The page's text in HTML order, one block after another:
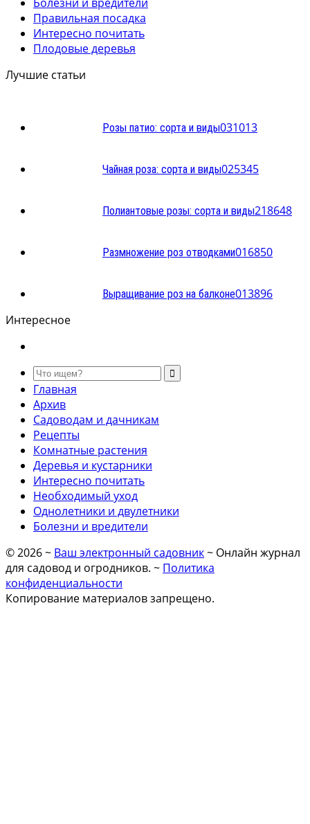
Правильная посадка
Интересно почитать
Плодовые деревья
Лучшие статьи
Розы патио: сорта и виды031013
Чайная роза: сорта и виды025345
Полиантовые розы: сорта и виды218648
Размножение роз отводками016850
Выращивание роз на балконе013896
Интересное
Главная
Архив
Садоводам и дачникам
Рецепты
Комнатные растения
Деревья и кустарники
Интересно почитать
Необходимый уход
Однолетники и двулетники
Болезни и вредители
©2026~ Ваш электронный садовник~ Онлайн журнал
для садовод и огродников. ~ Политика
конфиденциальности
Копирование материалов запрещено.